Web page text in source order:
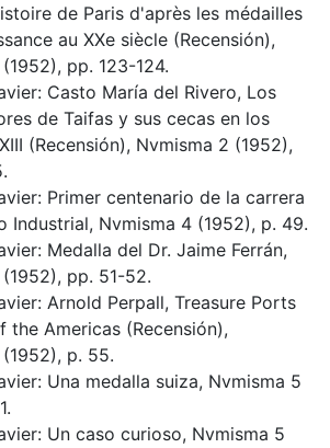
de Paris d'après les médailles
au XXe siècle (Recensión),
pp. 123-124.
Casto María del Rivero, Los
de Taifas y sus cecas en los
(Recensión), Nvmisma 2 (1952),
Primer centenario de la carrera
Industrial, Nvmisma 4 (1952), p. 49.
Medalla del Dr. Jaime Ferrán,
pp. 51-52.
Arnold Perpall, Treasure Ports
the Americas (Recensión),
p. 55.
Una medalla suiza, Nvmisma 5
Un caso curioso, Nvmisma 5